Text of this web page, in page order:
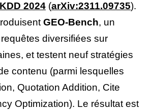
2024 (arXiv:2311.09735).
GEO-Bench, un
diversifiées sur
et testent neuf stratégies
contenu (parmi lesquelles
Quotation Addition, Cite
Optimization). Le résultat est